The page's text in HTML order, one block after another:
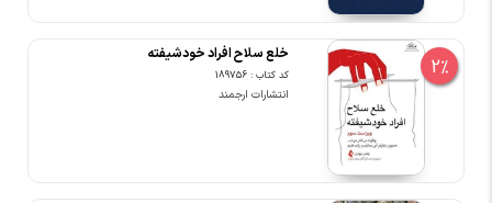
2%
خلع سلاح افراد خودشیفته
کد کتاب : 189756
انتشارات ارجمند